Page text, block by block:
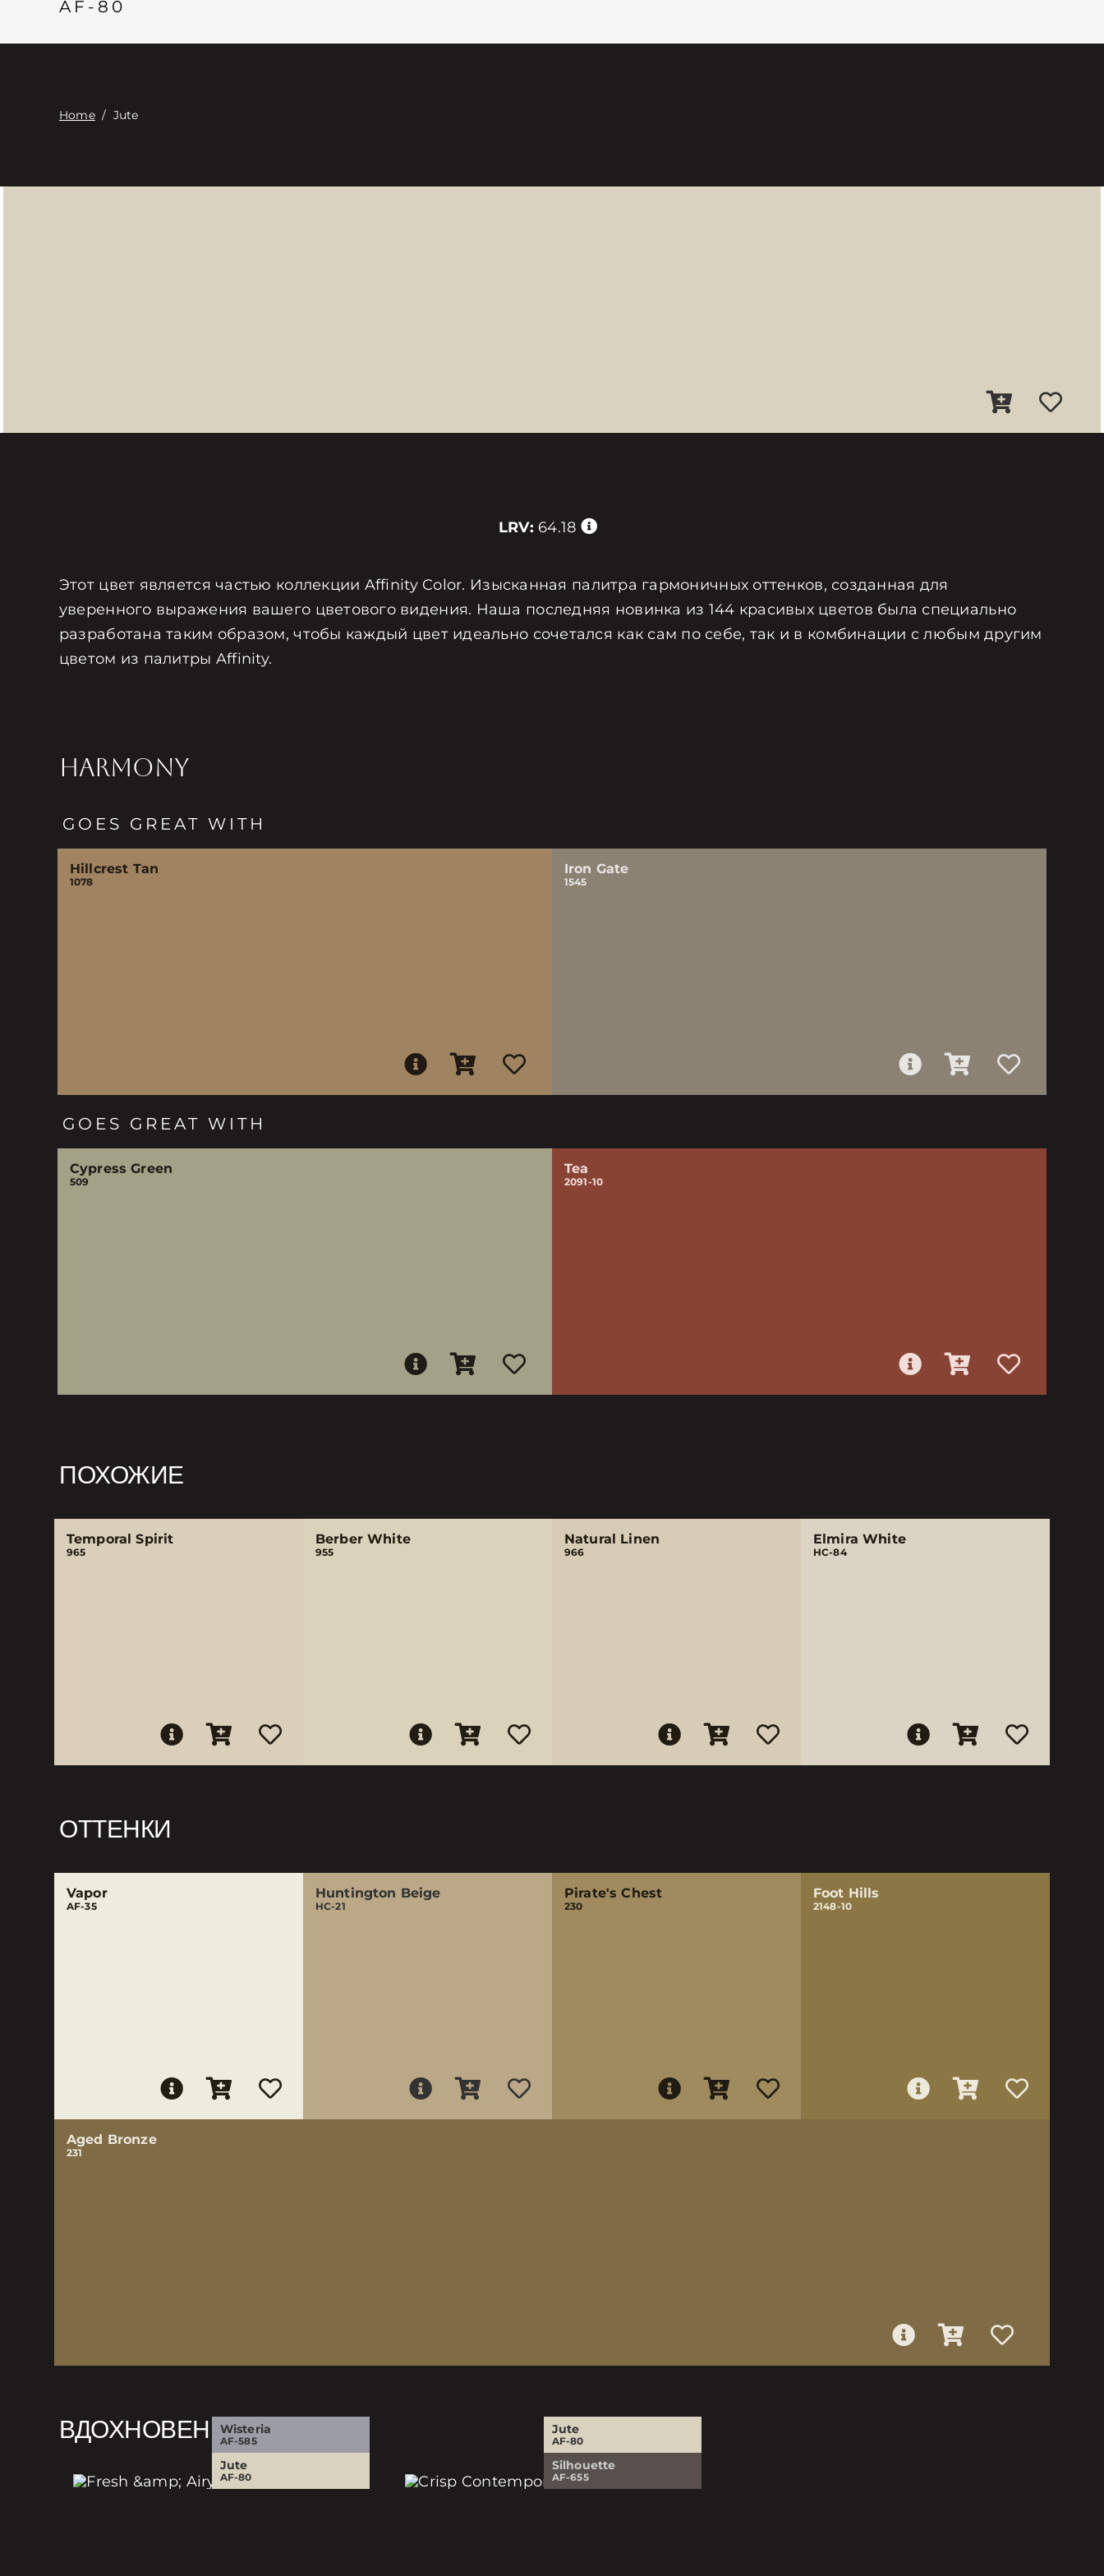
AF-80
Home/ Jute
LRV: 64.18
Этот цвет является частью коллекции Affinity Color. Изысканная палитра гармоничных оттенков, созданная для
уверенного выражения вашего цветового видения. Наша последняя новинка из 144 красивых цветов была специально
разработана таким образом, чтобы каждый цвет идеально сочетался как сам по себе, так и в комбинации с любым другим
цветом из палитры Affinity.
HARMONY
GOES GREAT WITH
Hillcrest Tan
1078
Iron Gate
1545
GOES GREAT WITH
Cypress Green
509
Tea
2091-10
ПОХОЖИЕ
Temporal Spirit
965
Berber White
955
Natural Linen
966
Elmira White
HC-84
ОТТЕНКИ
Vapor
AF-35
Huntington Beige
HC-21
Pirate's Chest
230
Foot Hills
2148-10
Aged Bronze
231
ВДОХНОВЕНИЕWisteria
AF-585
Jute
AF-80
Jute
AF-80
Silhouette
AF-655